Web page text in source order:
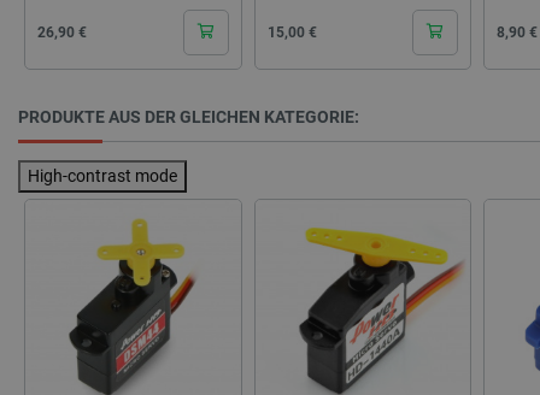
Cena
26,90 € Cena
15,00 € Cena
8,90 €
PRODUKTE AUS DER GLEICHEN KATEGORIE:
High-contrast mode
.botland.de
CookieScriptConsent
botland.de